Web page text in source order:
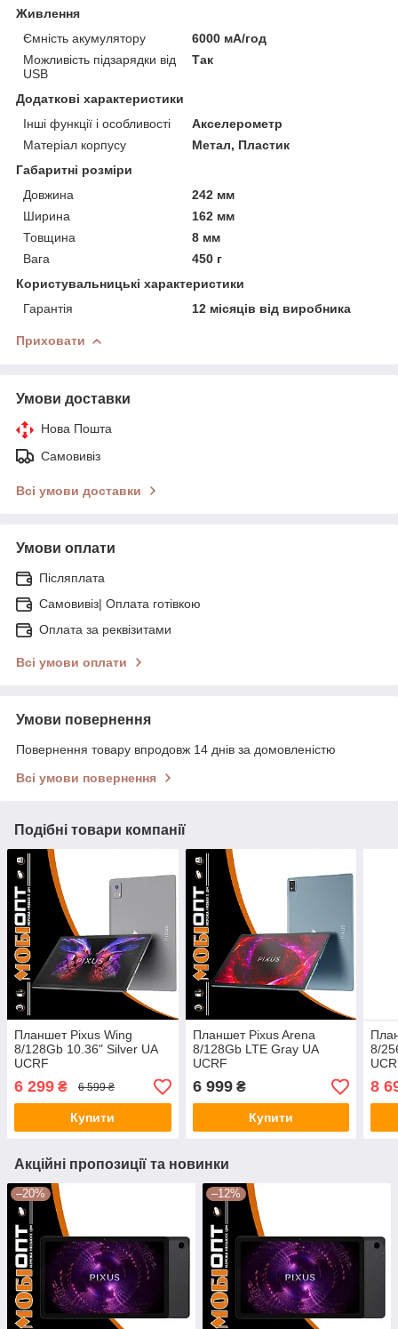
Живлення
Ємність акумулятору
6000 мА/год
Можливість підзарядки від
USB
Так
Додаткові характеристики
Інші функції і особливості
Акселерометр
Матеріал корпусу
Метал, Пластик
Габаритні розміри
Довжина
242 мм
Ширина
162 мм
Товщина
8 мм
Вага
450 г
Користувальницькі характеристики
Гарантія
12 місяців від виробника
Приховати
Умови доставки
Нова Пошта
Самовивіз
Всі умови доставки
Умови оплати
Післяплата
Самовивіз| Оплата готівкою
Оплата за реквізитами
Всі умови оплати
Умови повернення
Повернення товару впродовж 14 днів за домовленістю
Всі умови повернення
Подібні товари компанії
Планшет Pixus Wing
8/128Gb 10.36" Silver UA
UCRF
6 299 ₴ 6 599 ₴
Купити
Планшет Pixus Arena
8/128Gb LTE Gray UA
UCRF
6 999₴
Купити
8/
8
Акційні пропозиції та новинки
–20% –12%